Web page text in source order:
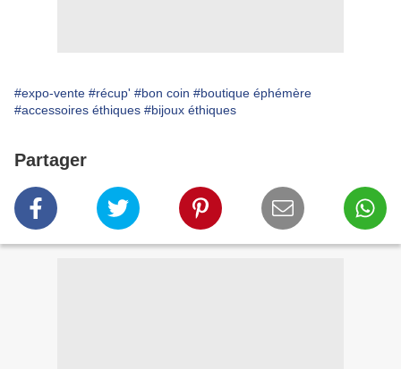
#expo-vente #récup' #bon coin #boutique éphémère
#accessoires éthiques #bijoux éthiques
Partager